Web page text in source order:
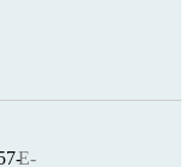
E-